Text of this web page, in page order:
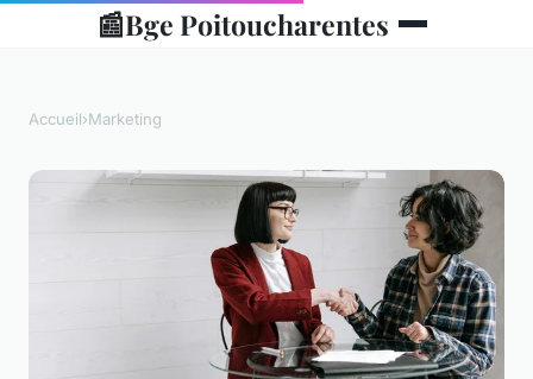
📰Bge Poitoucharentes
Accueil›Marketing